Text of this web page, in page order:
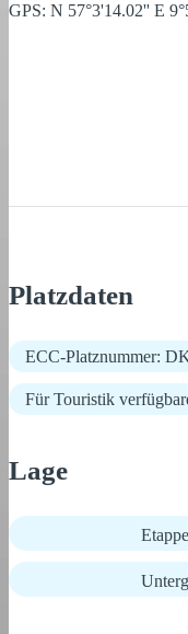
GPS: N 57°3'14.02'' E
Platzdaten
ECC-Platznummer:
Für Touristik
Lage